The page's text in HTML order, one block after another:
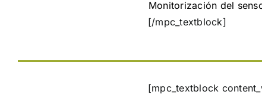
Monitorización del
[/mpc_textblock]
[mpc_textblock